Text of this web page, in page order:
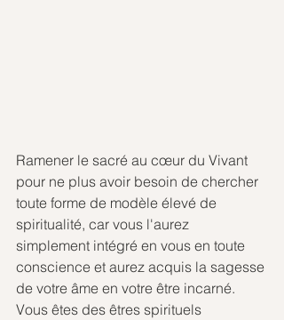
Ramener le sacré au cœur du Vivant
pour ne plus avoir besoin de chercher
toute forme de modèle élevé de
spiritualité, car vous l'aurez
simplement intégré en vous en toute
conscience et aurez acquis la sagesse
de votre âme en votre être incarné.
Vous êtes des êtres spirituels